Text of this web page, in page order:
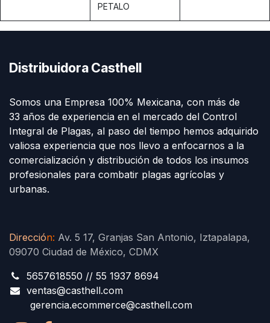
PETALO
Distribuidora Casthell
Somos una Empresa 100% Mexicana, con más de
33 años de experiencia en el mercado del Control
Integral de Plagas, al paso del tiempo hemos adquirido
valiosa experiencia que nos llevo a enfocarnos a la
comercialización y distribución de todos los insumos
profesionales para combatir plagas agrícolas y
urbanas.
Dirección: Av. 5 17, Granjas San Antonio, Iztapalapa,
09070 Ciudad de México, CDMX
5657618550 // 55 1937 8694
ventas@casthell.com
gerencia.ecommerce@casthell.com